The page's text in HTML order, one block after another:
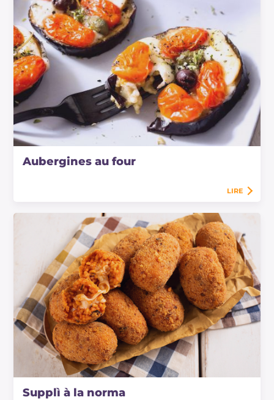
Aubergines au four
LIRE
Supplì à la norma